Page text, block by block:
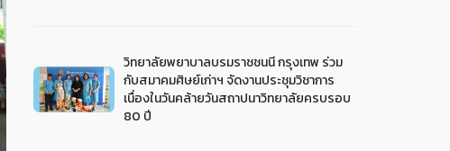
วิทยาลัยพยาบาลบรมราชชนนี กรุงเทพ ร่วม
กับสมาคมศิษย์เก่าฯ จัดงานประชุมวิชาการ
เนื่องในวันคล้ายวันสถาปนาวิทยาลัยครบรอบ
80 ปี